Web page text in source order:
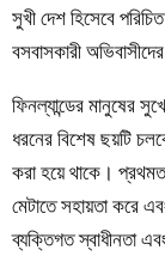
সুখী দেশ হিসেবে
বসবাসকারী
ফিনল্যান্ডের মানুষের
ধরনের বিশেষ ছয়টি
করা হয়ে থাকে।
মেটাতে সহায়তা করে
ব্যক্তিগত স্বাধীনতা